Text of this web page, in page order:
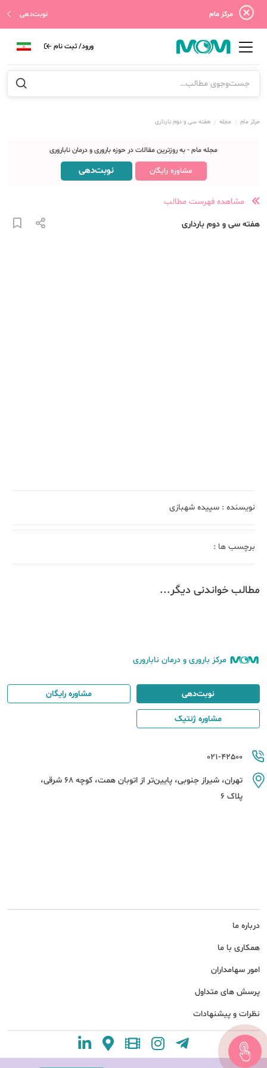
مرکز مام نوبت‌دهی
ورود/ ثبت نام
مرکز مام مجله هفته سی و دوم بارداری
مجله مام - به روزترین مقالات در حوزه باروری و درمان ناباروری
مشاوره رایگان نوبت‌دهی
مشاهده فهرست مطالب
هفته سی و دوم بارداری
نویسنده : سپیده شهبازی
برچسب ها :
مطالب خواندنی دیگر...
مرکز باروری و درمان ناباروری
درباره ما
همکاری با ما
امور سهامداران
پرسش های متداول
نظرات و پیشنهادات
021-42500
تهران، شیراز جنوبی، پایین‌تر از اتوبان همت، کوچه 68 شرقی،
پلاک 6
نوبت‌دهی مشاوره رایگان
مشاوره ژنتیک